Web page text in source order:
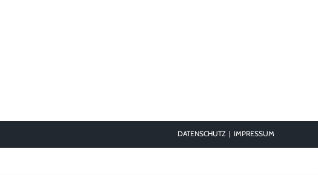
DATENSCHUTZ IMPRESSUM